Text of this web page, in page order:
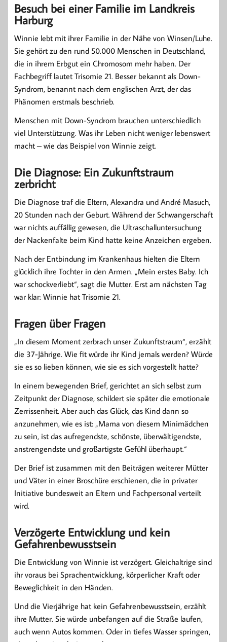
Besuch bei einer Familie im Landkreis
Harburg
Winnie lebt mit ihrer Familie in der Nähe von Winsen/Luhe.
Sie gehört zu den rund 50.000 Menschen in Deutschland,
die in ihrem Erbgut ein Chromosom mehr haben. Der
Fachbegriff lautet Trisomie 21. Besser bekannt als Down-
Syndrom, benannt nach dem englischen Arzt, der das
Phänomen erstmals beschrieb.
Menschen mit Down-Syndrom brauchen unterschiedlich
viel Unterstützung. Was ihr Leben nicht weniger lebenswert
macht – wie das Beispiel von Winnie zeigt.
Die Diagnose: Ein Zukunftstraum
zerbricht
Die Diagnose traf die Eltern, Alexandra und André Masuch,
20 Stunden nach der Geburt. Während der Schwangerschaft
war nichts auffällig gewesen, die Ultraschalluntersuchung
der Nackenfalte beim Kind hatte keine Anzeichen ergeben.
Nach der Entbindung im Krankenhaus hielten die Eltern
glücklich ihre Tochter in den Armen. „Mein erstes Baby. Ich
war schockverliebt“, sagt die Mutter. Erst am nächsten Tag
war klar: Winnie hat Trisomie 21.
Fragen über Fragen
„In diesem Moment zerbrach unser Zukunftstraum“, erzählt
die 37-Jährige. Wie fit würde ihr Kind jemals werden? Würde
sie es so lieben können, wie sie es sich vorgestellt hatte?
In einem bewegenden Brief, gerichtet an sich selbst zum
Zeitpunkt der Diagnose, schildert sie später die emotionale
Zerrissenheit. Aber auch das Glück, das Kind dann so
anzunehmen, wie es ist: „Mama von diesem Minimädchen
zu sein, ist das aufregendste, schönste, überwältigendste,
anstrengendste und großartigste Gefühl überhaupt.“
Der Brief ist zusammen mit den Beiträgen weiterer Mütter
und Väter in einer Broschüre erschienen, die in privater
Initiative bundesweit an Eltern und Fachpersonal verteilt
wird.
Verzögerte Entwicklung und kein
Gefahrenbewusstsein
Die Entwicklung von Winnie ist verzögert. Gleichaltrige sind
ihr voraus bei Sprachentwicklung, körperlicher Kraft oder
Beweglichkeit in den Händen.
Und die Vierjährige hat kein Gefahrenbewusstsein, erzählt
ihre Mutter. Sie würde unbefangen auf die Straße laufen,
auch wenn Autos kommen. Oder in tiefes Wasser springen,